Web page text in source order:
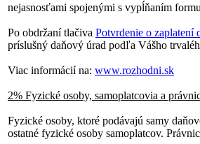
nejasnosťami spojenými s vypĺňaním
Po obdržaní tlačiva Potvrdenie o zaplatení
príslušný daňový úrad podľa Vášho
Viac informácií na: www.rozhodni.sk
2% Fyzické osoby, samoplatcovia a
Fyzické osoby, ktoré podávajú samy
ostatné fyzické osoby samoplatcov.